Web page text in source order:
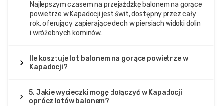
Najlepszym czasem na przejażdżkę balonem na gorące
powietrze w Kapadocji jest świt, dostępny przez cały
rok, oferujący zapierające dech w piersiach widoki dolin
i wróżebnych kominów.
Ile kosztuje lot balonem na gorące powietrze w
Kapadocji?
5. Jakie wycieczki mogę dołączyć w Kapadocji
oprócz lotów balonem?